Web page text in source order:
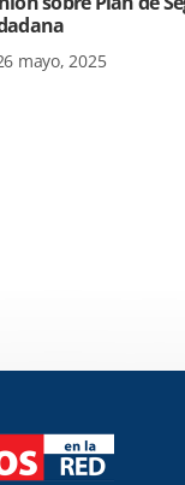
mayo, 2025